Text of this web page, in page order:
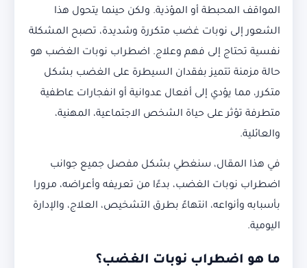
المواقف المحبطة أو المؤذية. ولكن حينما يتحول هذا
الشعور إلى نوبات غضب متكررة وشديدة، تصبح المشكلة
نفسية تحتاج إلى فهم وعلاج. اضطراب نوبات الغضب هو
حالة مزمنة تتميز بفقدان السيطرة على الغضب بشكل
متكرر، مما يؤدي إلى أفعال عدوانية أو انفجارات عاطفية
متطرفة تؤثر على حياة الشخص الاجتماعية، المهنية،
والعائلية.
في هذا المقال، سنغطي بشكل مفصل جميع جوانب
اضطراب نوبات الغضب، بدءًا من تعريفه وأعراضه، مرورا
بأسبابه وأنواعه، انتهاءً بطرق التشخيص، العلاج، والإدارة
اليومية.
ما هو اضطراب نوبات الغضب؟